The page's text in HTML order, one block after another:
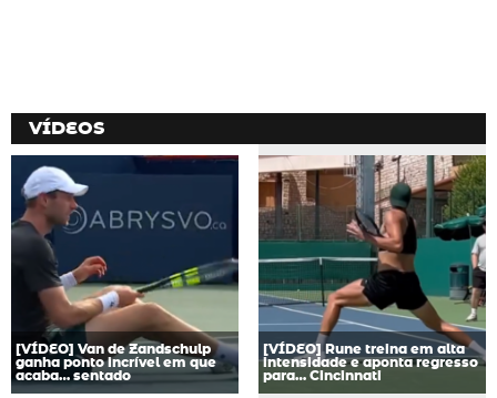
VÍDEOS
[VÍDEO] Van de Zandschulp
ganha ponto incrível em que
acaba… sentado
[VÍDEO] Rune treina em alta
intensidade e aponta regresso
para… Cincinnati